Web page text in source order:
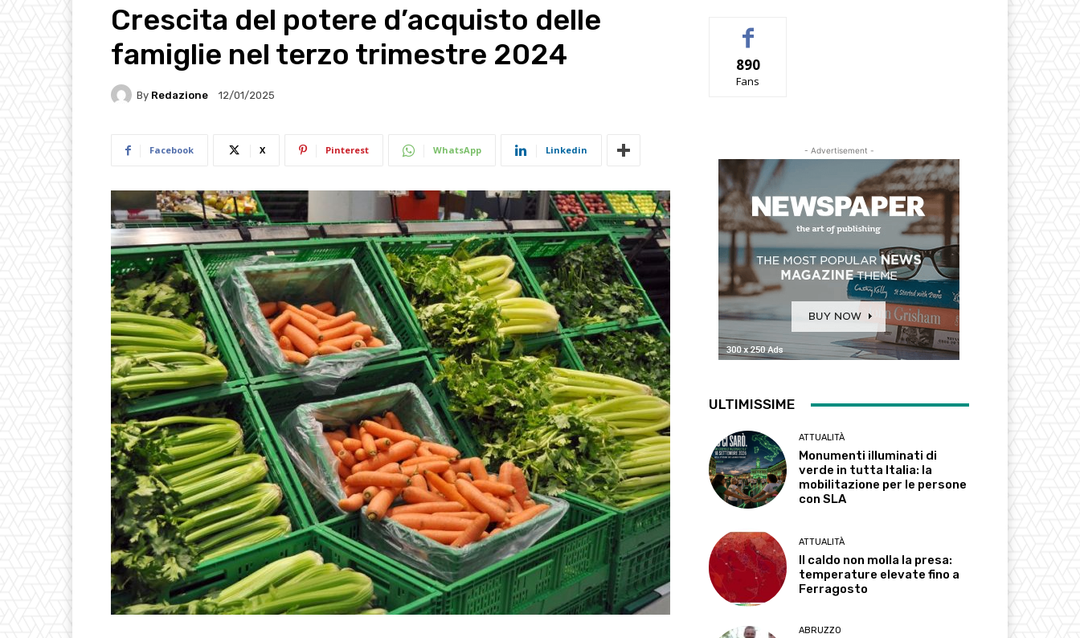
Crescita del potere d’acquisto delle
famiglie nel terzo trimestre 2024
By Redazione 12/01/2025
Facebook X Pinterest WhatsApp Linkedin
890
Fans
- Advertisement -
ULTIMISSIME
ATTUALITÀ
Monumenti illuminati di
verde in tutta Italia: la
mobilitazione per le persone
con SLA
ATTUALITÀ
Il caldo non molla la presa:
temperature elevate fino a
Ferragosto
ABRUZZO